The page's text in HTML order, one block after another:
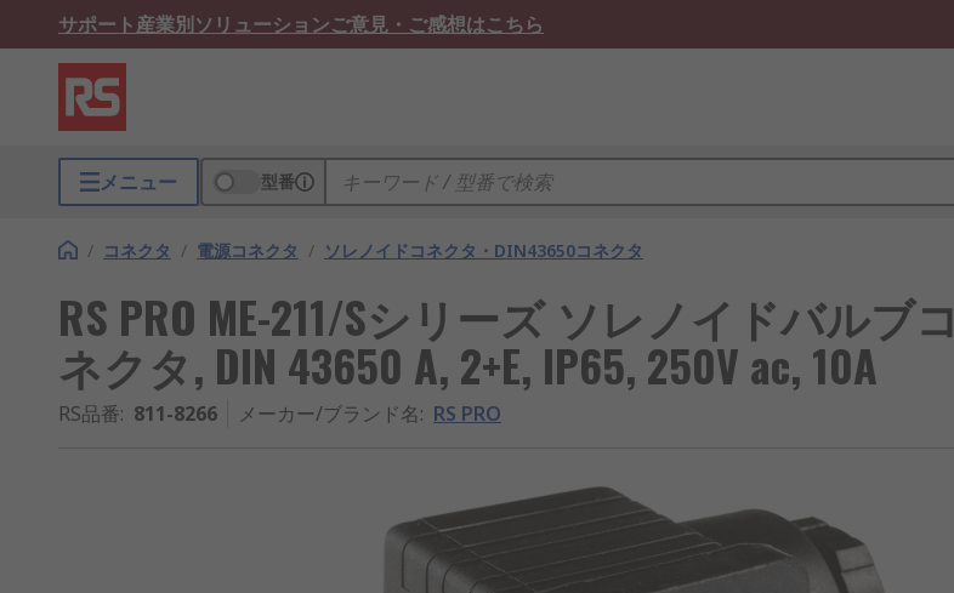
サポート産業別ソリューションご意見・ご感想はこちら
メニュー 型番
/ コネクタ / 電源コネクタ / ソレノイドコネクタ・DIN43650コネクタ
RS PRO ME-211/Sシリーズ ソレノイドバルブコ
ネクタ, DIN 43650 A, 2+E, IP65, 250V ac, 10A
RS品番: 811-8266 メーカー/ブランド名: RS PRO